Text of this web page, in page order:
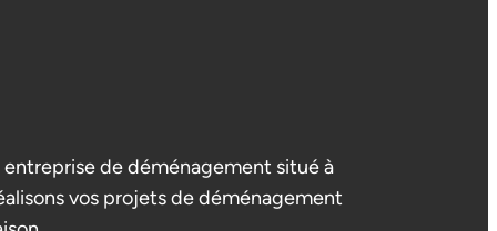
entreprise de déménagement situé à
vos projets de déménagement